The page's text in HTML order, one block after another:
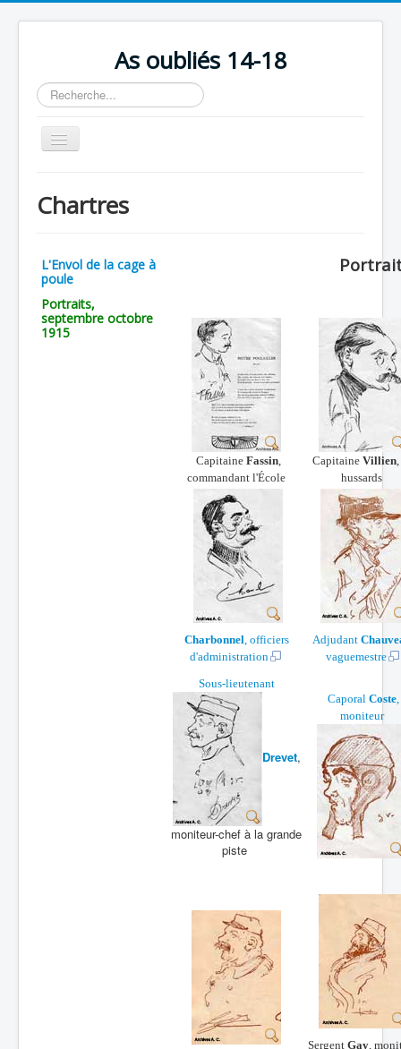
As oubliés 14-18
Rechercher
Basculer
la
Chronologie
Organisation
Avions
Personnels
Chartres
L'Envol de la cage à
poule
Portraits,
septembre octobre
1915
Capitaine Fassin,
commandant l'École
Capitaine Villien
hussards
Charbonnel, officiers
d'administration
Adjudant
vaguemestre
Sous-lieutenant
Drevet,
moniteur-chef à la grande
piste
Caporal Coste,
moniteur
Sergent Gay,